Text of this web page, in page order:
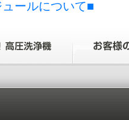
ールについて■